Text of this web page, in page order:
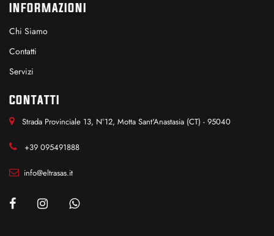
INFORMAZIONI
Chi Siamo
Contatti
Servizi
CONTATTI
Strada Provinciale 13, N°12, Motta Sant'Anastasia (CT) - 95040
+39 095491888
info@eltrasas.it